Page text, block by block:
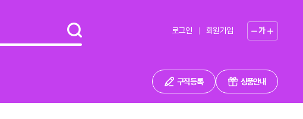
로그인 회원가입 가
구직 등록 상품안내